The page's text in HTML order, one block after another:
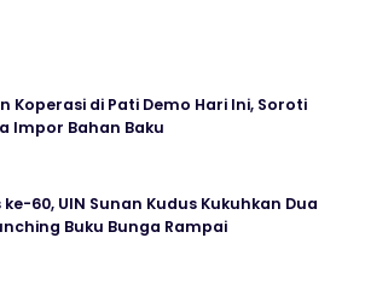
Koperasi di Pati Demo Hari Ini, Soroti
Impor Bahan Baku
60, UIN Sunan Kudus Kukuhkan Dua
Buku Bunga Rampai